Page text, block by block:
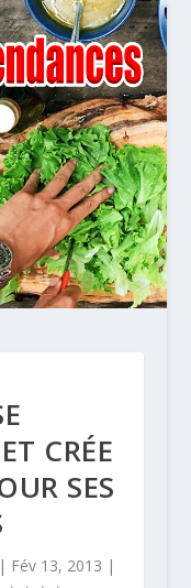
CRÉE
SES
| Fév 13, 2013 |